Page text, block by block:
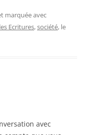
marquée avec
Ecritures,société, le
avec